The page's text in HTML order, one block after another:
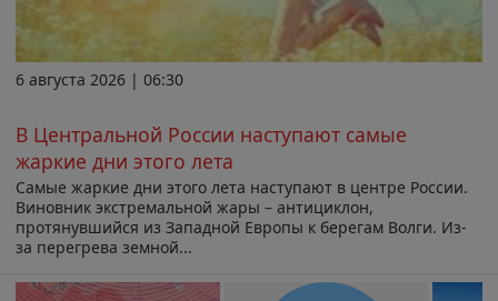
6 августа 2026 | 06:30
В Центральной России наступают самые
жаркие дни этого лета
Самые жаркие дни этого лета наступают в центре России.
Виновник экстремальной жары – антициклон,
протянувшийся из Западной Европы к берегам Волги. Из-
за перегрева земной...